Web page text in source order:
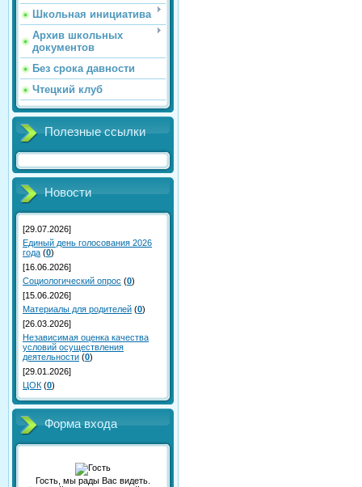
Школьная инициатива
Архив школьных
документов
Без срока давности
Чтецкий клуб
Полезные ссылки
Новости
[29.07.2026]
Единый день голосования 2026
года (0)
[16.06.2026]
Социологический опрос (0)
[15.06.2026]
Материалы для родителей (0)
[26.03.2026]
Независимая оценка качества
условий осуществления
деятельности (0)
[29.01.2026]
ЦОК (0)
Форма входа
Гость, мы рады Вас видеть.